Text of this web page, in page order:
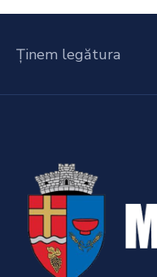
Ținem legătura